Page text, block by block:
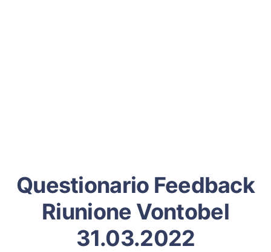
Questionario Feedback
Riunione Vontobel
31.03.2022